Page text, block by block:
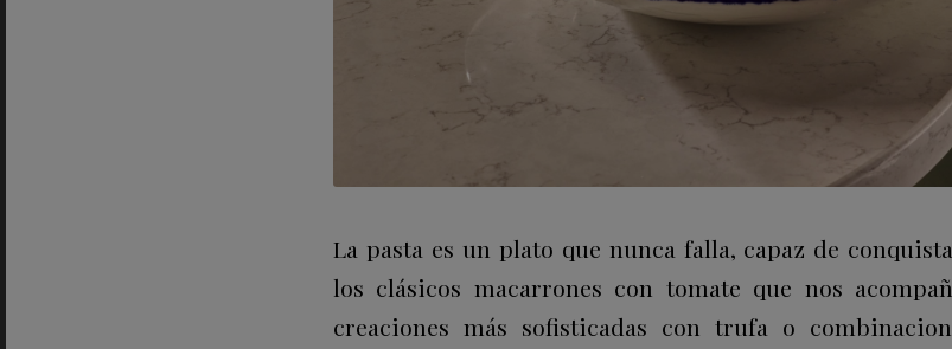
La pasta es un plato que nunca falla, capaz de
los clásicos macarrones con tomate que nos
creaciones más sofisticadas con trufa o